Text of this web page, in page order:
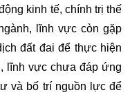
kinh tế, chính trị thế
lĩnh vực còn gặp
đất đai để thực hiện
lĩnh vực chưa đáp ứng
và bố trí nguồn lực để